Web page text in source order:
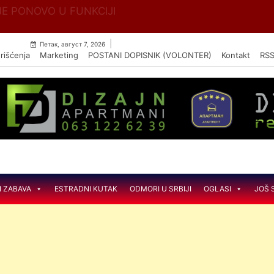
PONOVO U FUNKCIJI
Петак, август 7, 2026
Marketing POSTANI DOPISNIK (VOLONTER) Kontakt RSS
ZABAVA ESTRADNI KUTAK ODMORI U SRBIJI OGLASI JOŠ